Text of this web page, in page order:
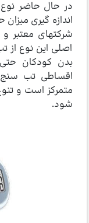
در حال حاضر نوع
اندازه گیری
شرکتهای معتبر
اصلی این نوع از
بدن کودکان
اقساطی تب سنج
شود.